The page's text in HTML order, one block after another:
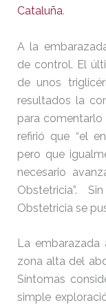
Cataluña.
A la
de control. El
de unos
resultados la
para comentarlo
refirió que “el
pero que
necesario
Obstetricia”.
Obstetricia se
La
zona alta del
Síntomas
simple